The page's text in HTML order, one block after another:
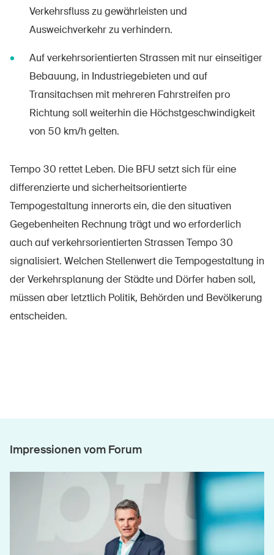
Verkehrsfluss zu gewährleisten und
Ausweichverkehr zu verhindern.
Auf verkehrsorientierten Strassen mit nur einseitiger
Bebauung, in Industriegebieten und auf
Transitachsen mit mehreren Fahrstreifen pro
Richtung soll weiterhin die Höchstgeschwindigkeit
von 50 km/h gelten.
Tempo 30 rettet Leben. Die BFU setzt sich für eine
differenzierte und sicherheitsorientierte
Tempogestaltung innerorts ein, die den situativen
Gegebenheiten Rechnung trägt und wo erforderlich
auch auf verkehrsorientierten Strassen Tempo 30
signalisiert. Welchen Stellenwert die Tempogestaltung in
der Verkehrsplanung der Städte und Dörfer haben soll,
müssen aber letztlich Politik, Behörden und Bevölkerung
entscheiden.
Impressionen vom Forum